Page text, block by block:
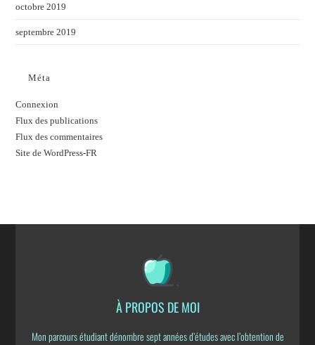
octobre 2019
septembre 2019
Méta
Connexion
Flux des publications
Flux des commentaires
Site de WordPress-FR
À PROPOS DE MOI
Mon parcours étudiant dénombre sept années d’études avec l’obtention de